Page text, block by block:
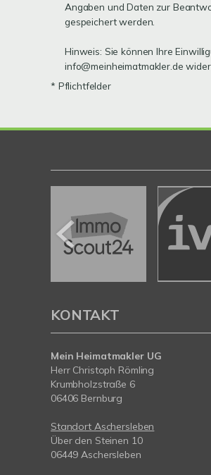
Angaben und Daten zur
gespeichert werden.
Hinweis: Sie können Ihre
info@meinheimatmakler.de
* Pflichtfelder
KONTAKT
Mein Heimatmakler UG
Herr Christoph Römling
Krumbholzstraße 6
06406 Bernburg
Standort Aschersleben
Über den Steinen 10
06449 Aschersleben